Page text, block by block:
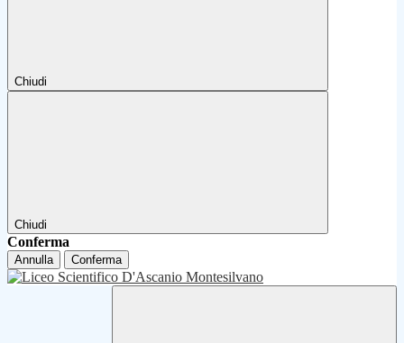
Chiudi
Chiudi
Conferma
Annulla Conferma